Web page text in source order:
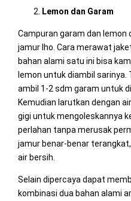
Lemon dan Garam
Campuran garam dan lemon
jamur lho. Cara merawat
bahan alami satu ini bisa
lemon untuk diambil sarinya.
ambil 1-2 sdm garam untuk
Kemudian larutkan dengan
gigi untuk mengoleskannya
perlahan tanpa merusak
jamur benar-benar
air bersih.
Selain dipercaya dapat
kombinasi dua bahan alami